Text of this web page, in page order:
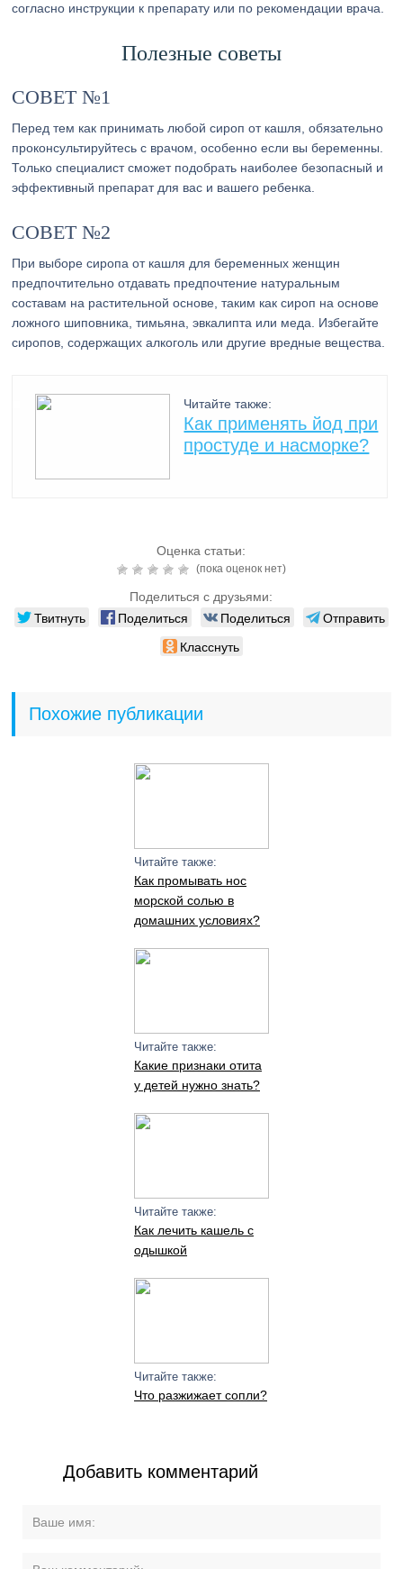
согласно инструкции к препарату или по рекомендации врача.
Полезные советы
СОВЕТ №1
Перед тем как принимать любой сироп от кашля, обязательно
проконсультируйтесь с врачом, особенно если вы беременны.
Только специалист сможет подобрать наиболее безопасный и
эффективный препарат для вас и вашего ребенка.
СОВЕТ №2
При выборе сиропа от кашля для беременных женщин
предпочтительно отдавать предпочтение натуральным
составам на растительной основе, таким как сироп на основе
ложного шиповника, тимьяна, эвкалипта или меда. Избегайте
сиропов, содержащих алкоголь или другие вредные вещества.
Читайте также:
Как применять йод при
простуде и насморке?
Оценка статьи:
(пока оценок нет)
Поделиться с друзьями:
Твитнуть Поделиться Поделиться
Отправить
Класснуть
Похожие публикации
Читайте также:
Как промывать нос
морской солью в
домашних условиях?
Читайте также:
Какие признаки отита
у детей нужно знать?
Читайте также:
Как лечить кашель с
одышкой
Читайте также:
Что разжижает сопли?
Добавить комментарий